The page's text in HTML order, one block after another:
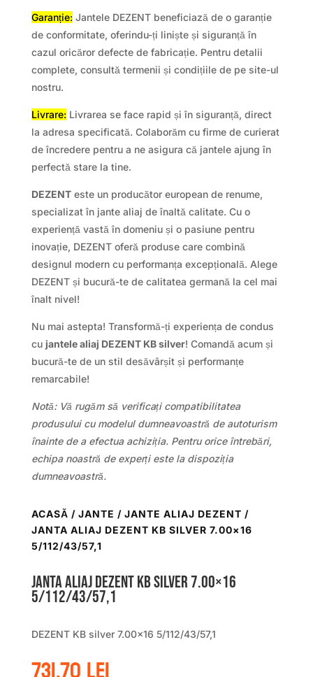
Garanție: Jantele DEZENT beneficiază de o garanție
de conformitate, oferindu-ți liniște și siguranță în
cazul oricăror defecte de fabricație. Pentru detalii
complete, consultă termenii și condițiile de pe site-ul
nostru.
Livrare: Livrarea se face rapid și în siguranță, direct
la adresa specificată. Colaborăm cu firme de curierat
de încredere pentru a ne asigura că jantele ajung în
perfectă stare la tine.
DEZENTeste un producător european de renume,
specializat în jante aliaj de înaltă calitate. Cu o
experiență vastă în domeniu și o pasiune pentru
inovație, DEZENT oferă produse care combină
designul modern cu performanța excepțională. Alege
DEZENT și bucură-te de calitatea germană la cel mai
înalt nivel!
Nu mai astepta! Transformă-ți experiența de condus
cu jantele aliaj DEZENT KB silver! Comandă acum și
bucură-te de un stil desăvârșit și performanțe
remarcabile!
Notă: Vă rugăm să verificați compatibilitatea
produsului cu modelul dumneavoastră de autoturism
înainte de a efectua achiziția. Pentru orice întrebări,
echipa noastră de experți este la dispoziția
dumneavoastră.
ACASĂ / JANTE / JANTE ALIAJ DEZENT /
JANTA ALIAJ DEZENT KB SILVER 7.00×16
5/112/43/57,1
Janta aliaj DEZENT KB silver 7.00×16
5/112/43/57,1
DEZENT KB silver 7.00×16 5/112/43/57,1